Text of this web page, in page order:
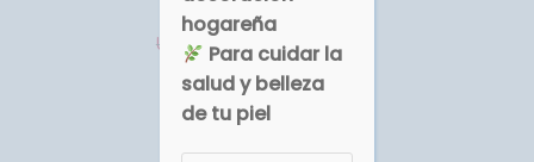
USD $ 98.10 USD $95.00
Comprar
hogareña
Para cuidar la
salud y belleza
de tu piel